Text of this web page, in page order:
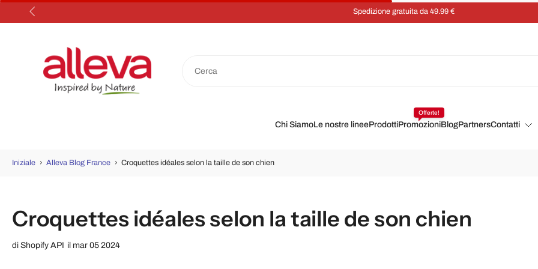
Salta
Spedizione gratuita da 49.99 €
Chi SiamoLe nostre lineeProdottiPromozioni
Offerte!
BlogPartnersContatti
Iniziale › Alleva Blog France › Croquettes idéales selon la taille de son chien
Croquettes idéales selon la taille de son chien
di Shopify API il mar 05 2024